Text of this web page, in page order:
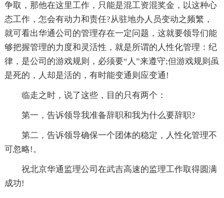
争取，那他在这里工作，只能是混工资混奖金，以这种心
态工作，怎会有动力和责任?从驻地办人员变动之频繁，
就可看出华通公司的管理存在一定问题，这就要领导们能
够把握管理的力度和灵活性，就是所谓的人性化管理：纪
律，是公司的游戏规则，必须要“人”来遵守;但游戏规则虽
是死的，人却是活的，有时能变通则应变通!
临走之时，说了这些，目的只有两个：
第一，告诉领导我准备辞职和我为什么要辞职?
第二，告诉领导确保一个团体的稳定，人性化管理不
可忽略!。
祝北京华通监理公司在武吉高速的监理工作取得圆满
成功!